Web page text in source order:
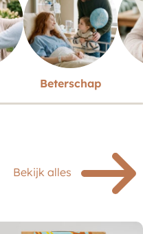
Beterschap
Bekijk alles